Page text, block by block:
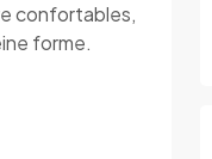
confortables,
forme.